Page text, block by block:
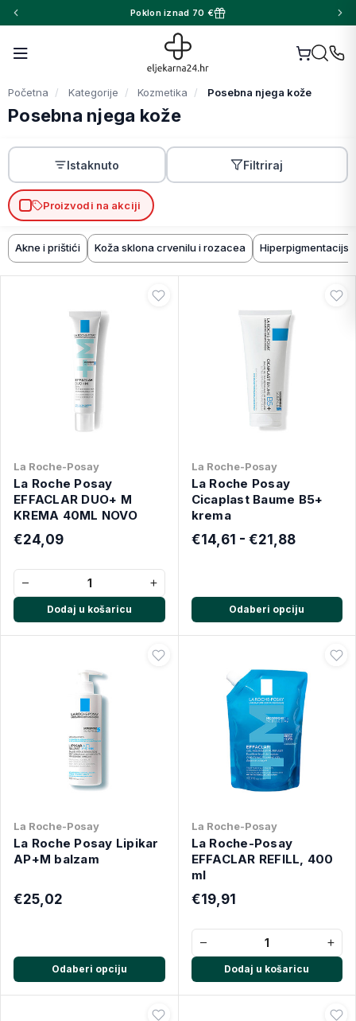
Poklon iznad 70 €
Početna Kategorije Kozmetika Posebna njega kože
Posebna njega kože
Istaknuto Filtriraj
Proizvodi na akciji
Akne i prištići Koža sklona crvenilu i rozacea
La Roche-Posay
La Roche Posay
EFFACLAR DUO+ M
KREMA 40ML NOVO
€24,09
− +
Dodaj u košaricu
La Roche-Posay
La Roche Posay
Cicaplast Baume B5+
krema
€14,61 - €21,88
Odaberi opciju
La Roche-Posay
La Roche Posay Lipikar
AP+M balzam
€25,02
Odaberi opciju
La Roche-Posay
La Roche-Posay
EFFACLAR REFILL, 400
ml
€19,91
− +
Dodaj u košaricu